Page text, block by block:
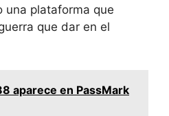
una plataforma que
que dar en el
aparece en PassMark